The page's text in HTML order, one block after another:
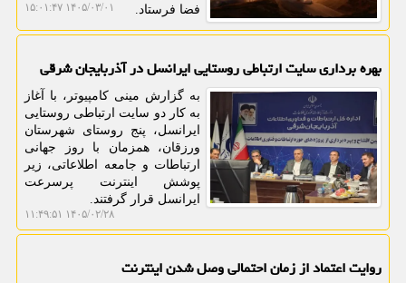
فضا فرستاد.
۱۴۰۵/۰۳/۰۱ ۱۵:۰۱:۴۷
بهره برداری سایت ارتباطی روستایی ایرانسل در آذربایجان شرقی
به گزارش مینی کامپیوتر، با آغاز
به کار دو سایت ارتباطی روستایی
ایرانسل، پنج روستای شهرستان
ورزقان، همزمان با روز جهانی
ارتباطات و جامعه اطلاعاتی، زیر
پوشش اینترنت پرسرعت
ایرانسل قرار گرفتند.
۱۴۰۵/۰۲/۲۸ ۱۱:۴۹:۵۱
روایت اعتماد از زمان احتمالی وصل شدن اینترنت